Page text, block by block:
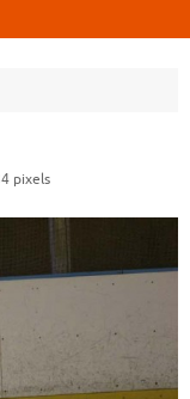
pixels